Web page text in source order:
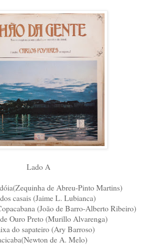
Lado A
de Abreu-Pinto Martins)
casais (Jaime L. Lubianca)
(João de Barro-Alberto Ribeiro)
Ouro Preto (Murillo Alvarenga)
do sapateiro (Ary Barroso)
de A. Melo)